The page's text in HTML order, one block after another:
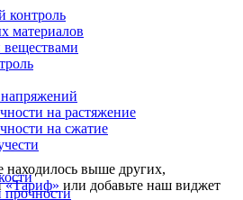
контроль
материалов
на растяжение
на сжатие
прочности
выше других,
«Тариф» или добавьте наш виджет